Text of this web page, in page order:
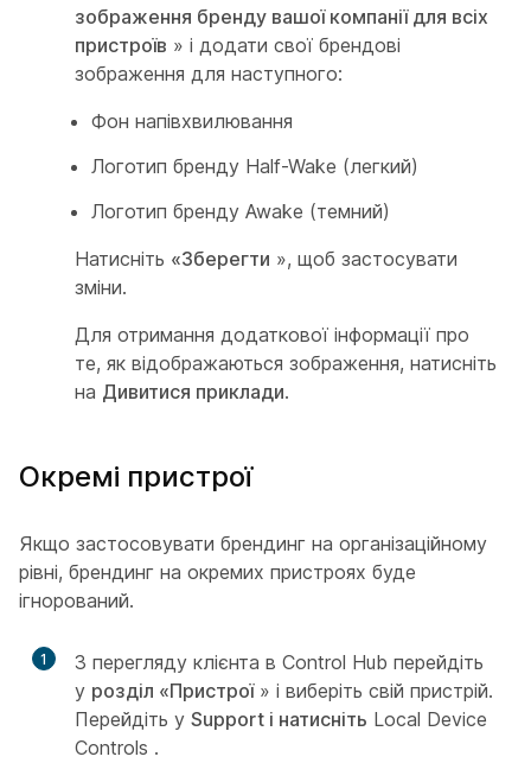
зображення бренду вашої компанії для всіх
пристроїв » і додати свої брендові
зображення для наступного:
Фон напівхвилювання
Логотип бренду Half-Wake (легкий)
Логотип бренду Awake (темний)
Натисніть «Зберегти », щоб застосувати
зміни.
Для отримання додаткової інформації про
те, як відображаються зображення, натисніть
на Дивитися приклади.
Окремі пристрої
Якщо застосовувати брендинг на організаційному
рівні, брендинг на окремих пристроях буде
ігнорований.
1
З перегляду клієнта в Control Hub перейдіть
у розділ «Пристрої» і виберіть свій пристрій.
Перейдіть у Support і натисніть Local Device
Controls .